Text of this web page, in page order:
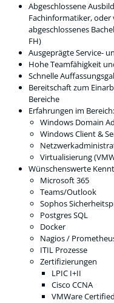
Abgeschlossene
Fachinformatiker,
abgeschlossenes
FH)
Ausgeprägte Service-
Hohe Teamfähigkeit
Schnelle
Bereitschaft zum
Bereiche
Erfahrungen im Bereich:
Windows Domain
Windows Client &
Virtualisierung
Wünschenswerte
Microsoft 365
Teams/Outlook
Sophos
Postgres SQL
Docker
Nagios /
ITIL Prozesse
Zertifizierungen
LPIC I+II
Cisco CCNA
VMWare